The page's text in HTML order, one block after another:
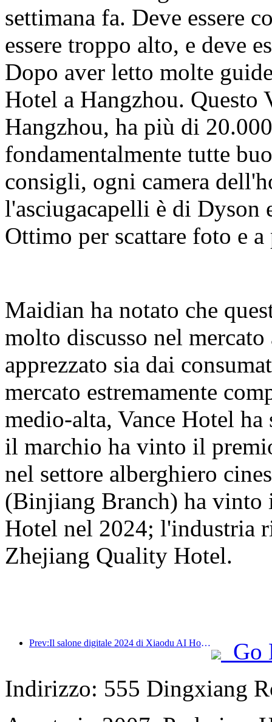
settimana fa. Deve essere
essere troppo alto, e deve
Dopo aver letto molte
Hotel a Hangzhou. Questo
Hangzhou, ha più di
fondamentalmente tutte
consigli, ogni camera
l'asciugacapelli è di Dyson
Ottimo per scattare foto e
Maidian ha notato che
molto discusso nel
apprezzato sia dai
mercato estremamente
medio-alta, Vance Hotel
il marchio ha vinto il
nel settore alberghiero
(Binjiang Branch) ha vinto
Hotel nel 2024; l'industria
Zhejiang Quality Hotel.
Prev:Il salone digitale 2024 di Xiaodu AI Hotel si è concluso con successo! Accelerare la ricostruzione della futura esperienza alberghiera
Go
Indirizzo: 555 Dingxiang